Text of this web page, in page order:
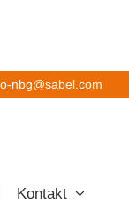
nbg@sabel.com
Kontakt